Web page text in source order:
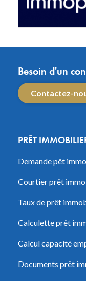
Besoin d'un
Contactez-
PRÊT
Demande pêt
Courtier prêt
Taux de prêt
Calculette prêt
Calcul capacité
Documents prêt